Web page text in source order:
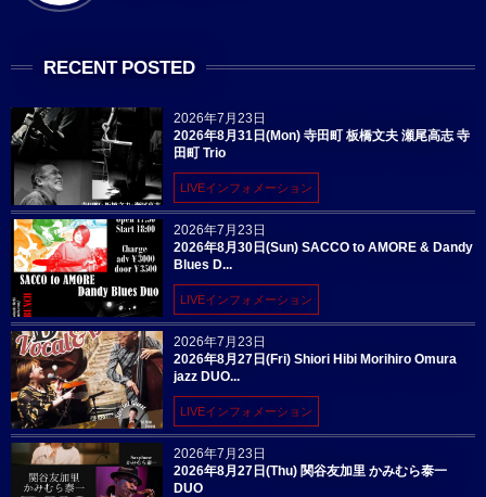
RECENT POSTED
2026年7月23日
2026年8月31日(Mon) 寺田町 板橋文夫 瀬尾高志 寺
田町 Trio
LIVEインフォメーション
2026年7月23日
2026年8月30日(Sun) SACCO to AMORE & Dandy
Blues D...
LIVEインフォメーション
2026年7月23日
2026年8月27日(Fri) Shiori Hibi Morihiro Omura
jazz DUO...
LIVEインフォメーション
2026年7月23日
2026年8月27日(Thu) 関谷友加里 かみむら泰一
DUO